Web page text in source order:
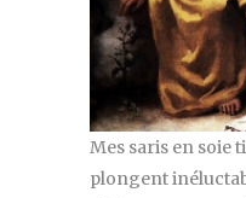
Mes saris en soie
plongent